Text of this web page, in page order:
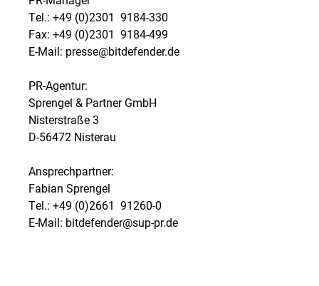
Tel.: +49 (0)2301  9184-330
Fax: +49 (0)2301  9184-499
E-Mail: presse@bitdefender.de
PR-Agentur:
Sprengel & Partner GmbH
Nisterstraße 3
D-56472 Nisterau
Ansprechpartner:
Fabian Sprengel
Tel.: +49 (0)2661  91260-0
E-Mail: bitdefender@sup-pr.de